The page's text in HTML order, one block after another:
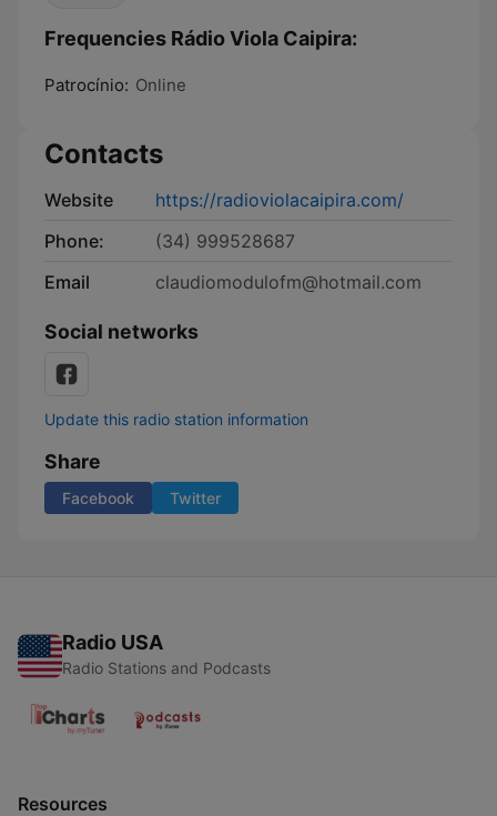
Frequencies Rádio Viola Caipira:
Patrocínio: Online
Contacts
Website
https://radioviolacaipira.com/
Phone:
(34) 999528687
Email
claudiomodulofm@hotmail.com
Social networks
Update this radio station information
Share
Facebook Twitter
Radio USA
Radio Stations and Podcasts
Resources